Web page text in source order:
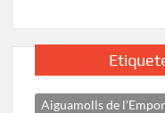
Aiguamolls de